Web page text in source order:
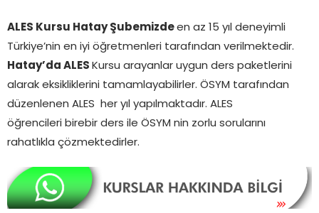
ALES Kursu Hatay Şubemizde en az 15 yıl deneyimli
Türkiye’nin en iyi öğretmenleri tarafından verilmektedir.
Hatay’da ALES Kursu arayanlar uygun ders paketlerini
alarak eksikliklerini tamamlayabilirler. ÖSYM tarafından
düzenlenen ALES her yıl yapılmaktadır. ALES
öğrencileri birebir ders ile ÖSYM nin zorlu sorularını
rahatlıkla çözmektedirler.